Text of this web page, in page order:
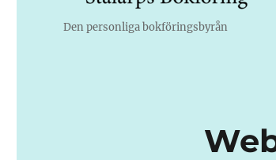
Den personliga bokföringsbyrån